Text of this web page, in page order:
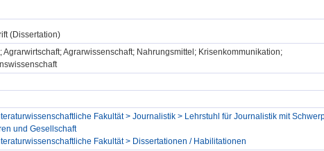
(Dissertation)
Agrarwirtschaft; Agrarwissenschaft; Nahrungsmittel; Krisenkommunikation;
Fakultät > Journalistik > Lehrstuhl für Journalistik mit
und Gesellschaft
Fakultät > Dissertationen / Habilitationen